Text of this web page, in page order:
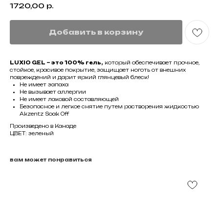
1720,00 р.
Добавить в корзину
LUXIO GEL – это 100% гель, который обеспечивает прочное,
стойкое, красивое покрытие, защищает ноготь от внешних
повреждений и дарит яркий глянцевый блеск!
Не имеет запаха
Не вызывает аллергии
Не имеет лаковой составляющей
Безопасное и легкое снятие путем растворения жидкостью
Akzentz Soak Off
Произведено в Канаде
ЦВЕТ: зеленый
вам может понравиться